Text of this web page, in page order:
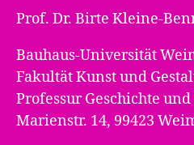
Prof. Dr. Birte Kleine-
Bauhaus-Universität
Fakultät Kunst und
Professur Geschichte
Marienstr. 14, 99423